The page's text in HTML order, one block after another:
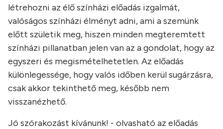
létrehozni az élő színházi előadás izgalmát,
valóságos színházi élményt adni, ami a szemünk
előtt születik meg, hiszen minden megteremtett
színházi pillanatban jelen van az a gondolat, hogy az
egyszeri és megismételhetetlen. Az előadás
különlegessége, hogy valós időben kerül sugárzásra,
csak akkor tekinthető meg, később nem
visszanézhető.
Jó szórakozást kívánunk! - olvasható az előadás